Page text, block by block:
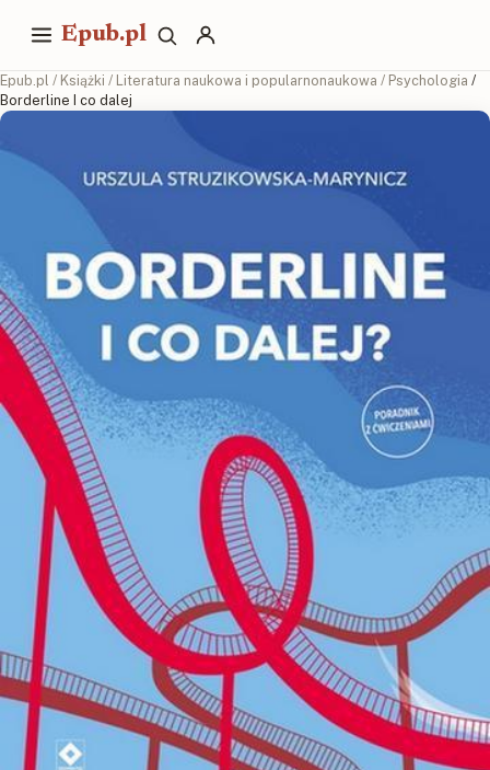
Epub.pl
Epub.pl / Książki / Literatura naukowa i popularnonaukowa / Psychologia /
Borderline I co dalej